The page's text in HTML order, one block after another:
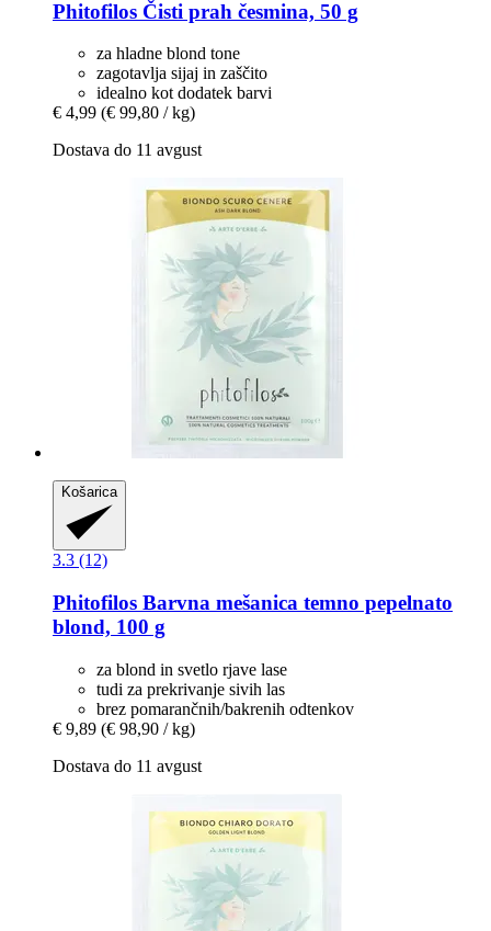
Phitofilos Čisti prah česmina, 50 g
za hladne blond tone
zagotavlja sijaj in zaščito
idealno kot dodatek barvi
€ 4,99 (€ 99,80 / kg)
Dostava do 11 avgust
Košarica
3.3 (12)
Phitofilos Barvna mešanica temno pepelnato
blond, 100 g
za blond in svetlo rjave lase
tudi za prekrivanje sivih las
brez pomarančnih/bakrenih odtenkov
€ 9,89 (€ 98,90 / kg)
Dostava do 11 avgust